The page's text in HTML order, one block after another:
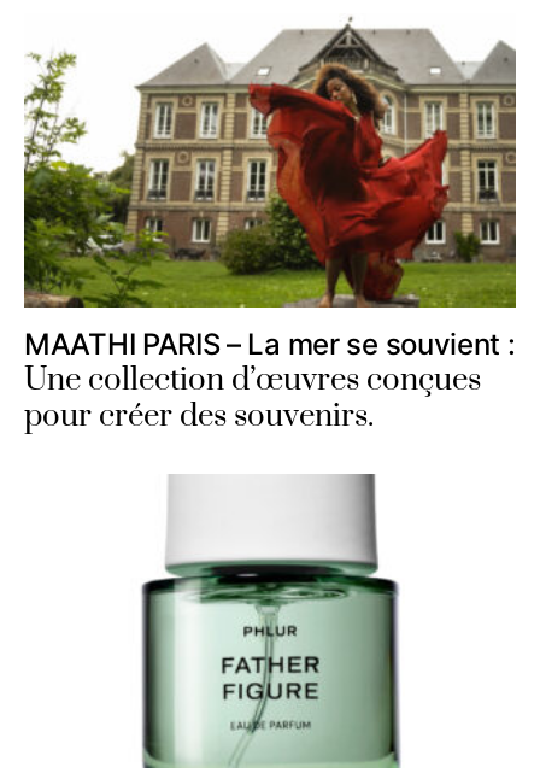
MAATHI PARIS – La mer se souvient :
Une collection d’œuvres conçues
pour créer des souvenirs.